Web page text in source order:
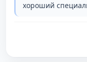
хороший